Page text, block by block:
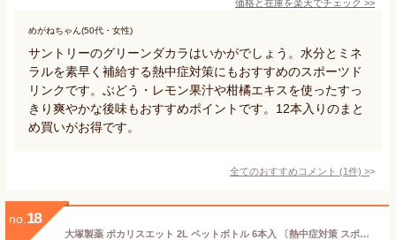
価格と在庫を楽天でチェック >>
めがねちゃん(50代・女性)
サントリーのグリーンダカラはいかがでしょう。水分とミネ
ラルを素早く補給する熱中症対策にもおすすめのスポーツド
リンクです。ぶどう・レモン果汁や柑橘エキスを使ったすっ
きり爽やかな後味もおすすめポイントです。12本入りのまと
め買いがお得です。
全てのおすすめコメント (1件) >
no. 18
大塚製薬 ポカリスエット 2L ペットボトル 6本入 〔熱中症対策 スポーツドリンク〕